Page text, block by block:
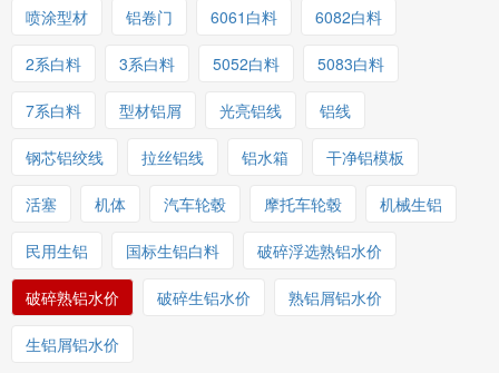
喷涂型材 铝卷门 6061白料 6082白料
2系白料 3系白料 5052白料 5083白料
7系白料 型材铝屑 光亮铝线 铝线
钢芯铝绞线 拉丝铝线 铝水箱 干净铝模板
活塞 机体 汽车轮毂 摩托车轮毂 机械生铝
民用生铝 国标生铝白料 破碎浮选熟铝水价
破碎熟铝水价 破碎生铝水价 熟铝屑铝水价
生铝屑铝水价